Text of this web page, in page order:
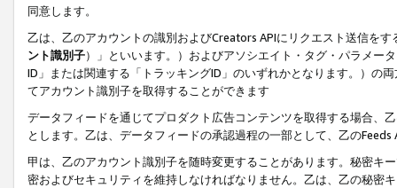
同意します。
乙は、乙のアカウントの識別およびCreators APIにリクエスト送信を
ント識別子）」といいます。）およびアソシエイト・タグ・パラメー
ID」または関連する「トラッキングID」のいずれかとなります。）の
てアカウント識別子を取得することができます
データフィードを通じてプロダクト広告コンテンツを取得する場合、
とします。乙は、データフィードの承認過程の一部として、乙の
甲は、乙のアカウント識別子を随時変更することがあります。秘密キ
密およびセキュリティを維持しなければなりません。乙は、乙の秘密